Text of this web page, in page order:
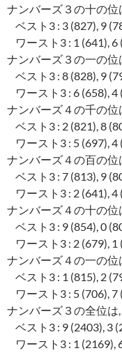
ナンバーズ３の十の位
ベスト3 : 3 (827), 9
ワースト3 : 1 (641), 6
ナンバーズ３の一の位
ベスト3 : 8 (828), 9
ワースト3 : 6 (658), 4
ナンバーズ４の千の位
ベスト3 : 2 (821), 8
ワースト3 : 5 (697), 4
ナンバーズ４の百の位
ベスト3 : 7 (813), 9
ワースト3 : 2 (641), 4
ナンバーズ４の十の位
ベスト3 : 9 (854), 0
ワースト3 : 2 (679), 1
ナンバーズ４の一の位
ベスト3 : 1 (815), 2
ワースト3 : 5 (706), 7
ナンバーズ３の全位は,
ベスト3 : 9 (2403), 3
ワースト3 : 1 (2169),